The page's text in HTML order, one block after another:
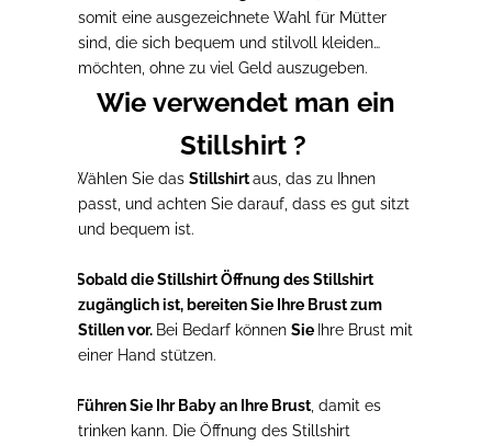
somit eine ausgezeichnete Wahl für Mütter
sind, die sich bequem und stilvoll kleiden
möchten, ohne zu viel Geld auszugeben.
Wie verwendet man ein
Stillshirt ?
Wählen Sie das Stillshirtaus, das zu Ihnen
passt, und achten Sie darauf, dass es gut sitzt
und bequem ist.
Sobald die Stillshirt Öffnung des Stillshirt
zugänglich ist, bereiten Sie Ihre Brust zum
Stillen vor. Bei Bedarf können Sie Ihre Brust mit
einer Hand stützen.
Führen Sie Ihr Baby an Ihre Brust , damit es
trinken kann. Die Öffnung des Stillshirt